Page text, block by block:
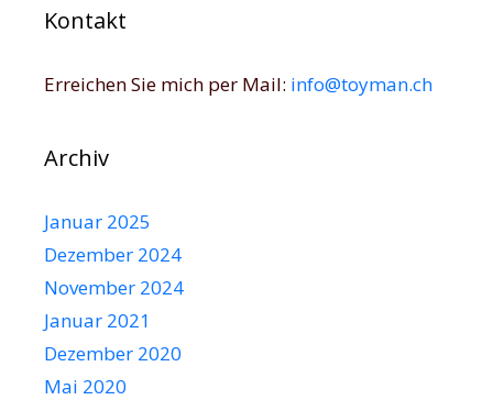
Kontakt
Erreichen Sie mich per Mail: info@toyman.ch
Archiv
Januar 2025
Dezember 2024
November 2024
Januar 2021
Dezember 2020
Mai 2020